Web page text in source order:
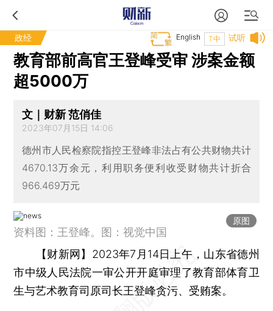
政经 试听
T中
English
教育部前高官王登峰受审 涉案金额
超5000万
文｜财新 范俏佳
2023年07月15日 14:06
德州市人民检察院指控王登峰非法占有公共财物共计
4670.13万余元，利用职务便利收受财物共计折合
966.469万元
原图
资料图：王登峰。图：视觉中国
【财新网】 2023年7月14日上午，山东省德州
市中级人民法院一审公开开庭审理了教育部体育卫
生与艺术教育司原司长王登峰贪污、受贿案。